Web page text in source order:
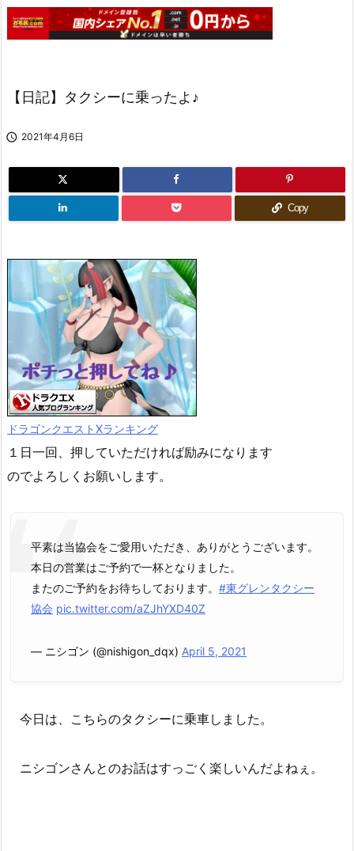
【日記】タクシーに乗ったよ♪
 2021年4月6日
Copy
ドラゴンクエストXランキング
１日一回、押していただければ励みになります
のでよろしくお願いします。
平素は当協会をご愛用いただき、ありがとうございます。
本日の営業はご予約で一杯となりました。
またのご予約をお待ちしております。 #東グレンタクシー
協会 pic.twitter.com/aZJhYXD40Z
— ニシゴン (@nishigon_dqx) April 5, 2021
今日は、こちらのタクシーに乗車しました。
ニシゴンさんとのお話はすっごく楽しいんだよねぇ。